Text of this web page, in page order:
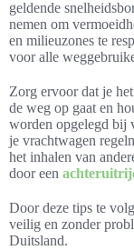
geldende
nemen om
en milieuzones te
voor alle
Zorg ervoor dat je
de weg op gaat en
worden opgelegd bij
je vrachtwagen
het inhalen van
door een
Door deze tips te
veilig en zonder
Duitsland.